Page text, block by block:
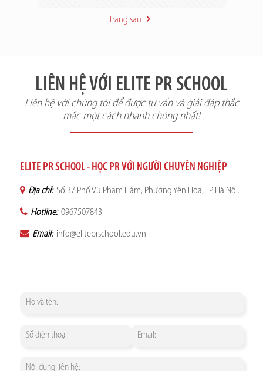
Trang sau
LIÊN HỆ VỚI ELITE PR SCHOOL
Liên hệ với chúng tôi để được tư vấn và giải đáp thắc
mắc một cách nhanh chóng nhất!
ELITE PR SCHOOL - HỌC PR VỚI NGƯỜI CHUYÊN NGHIỆP
Địa chỉ: Số 37 Phố Vũ Phạm Hàm, Phường Yên Hòa, TP Hà Nội.
Hotline: 0967507843
Email: info@eliteprschool.edu.vn